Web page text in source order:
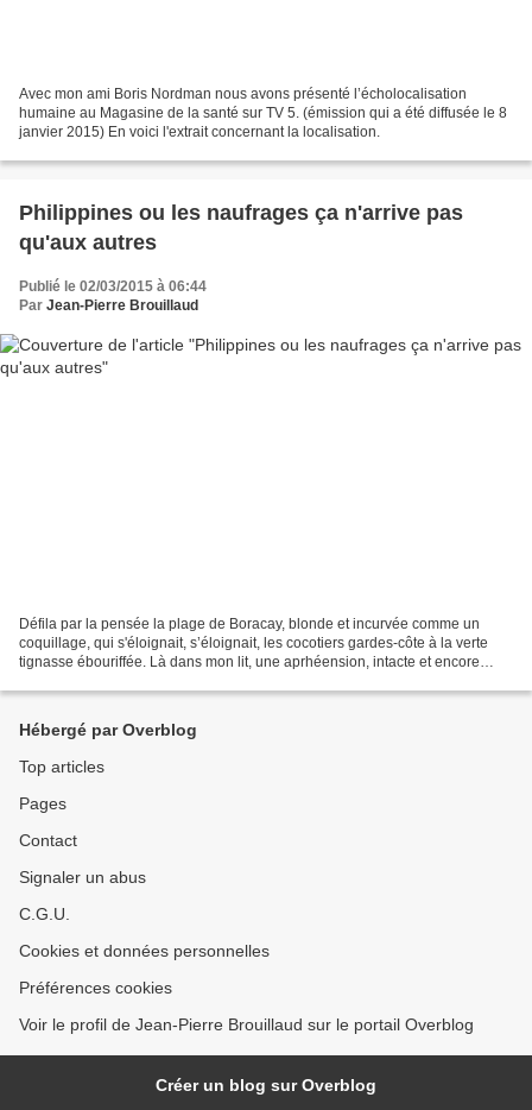
Avec mon ami Boris Nordman nous avons présenté l’écholocalisation
humaine au Magasine de la santé sur TV 5. (émission qui a été diffusée le 8
janvier 2015) En voici l'extrait concernant la localisation.
Philippines ou les naufrages ça n'arrive pas
qu'aux autres
Publié le 02/03/2015 à 06:44
Par Jean-Pierre Brouillaud
Défila par la pensée la plage de Boracay, blonde et incurvée comme un
coquillage, qui s'éloignait, s’éloignait, les cocotiers gardes-côte à la verte
tignasse ébouriffée. Là dans mon lit, une aprhéension, intacte et encore
Hébergé par Overblog
Top articles
Pages
Contact
Signaler un abus
C.G.U.
Cookies et données personnelles
Préférences cookies
Voir le profil de Jean-Pierre Brouillaud sur le portail Overblog
Créer un blog sur Overblog